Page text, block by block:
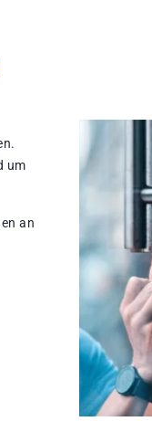
um
an